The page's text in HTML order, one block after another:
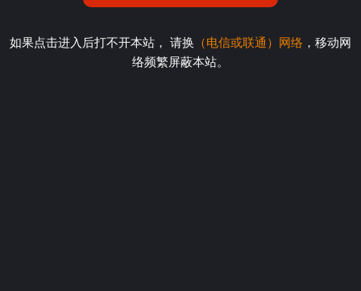
如果点击进入后打不开本站， 请换 （电信或联通）网络 ，移动网
络频繁屏蔽本站。